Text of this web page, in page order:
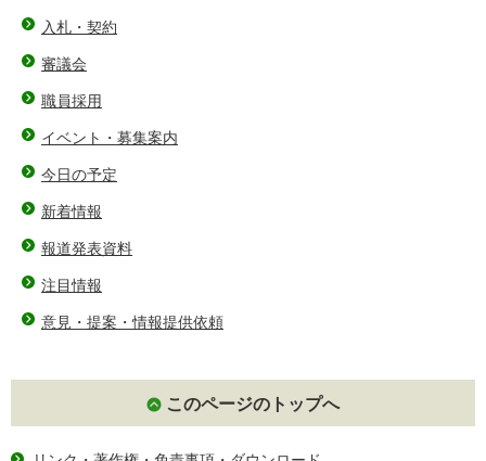
入札・契約
審議会
職員採用
イベント・募集案内
今日の予定
新着情報
報道発表資料
注目情報
意見・提案・情報提供依頼
このページのトップへ